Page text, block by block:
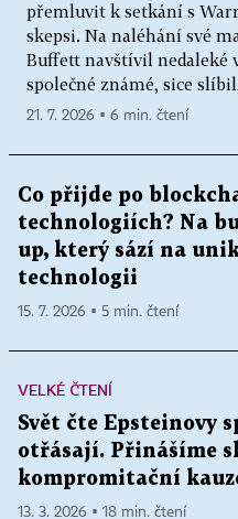
přemluvit k setkání s
skepsi. Na naléhání své
Buffett navštívil nedaleké
společné známé, sice
21. 7. 2026 ▪ 6 min. čtení
Co přijde po
technologiích? Na
up, který sází na
technologii
15. 7. 2026 ▪ 5 min. čtení
VELKÉ ČTENÍ
Svět čte Epsteinovy
otřásají. Přinášíme
kompromitační
13. 3. 2026 ▪ 18 min. čtení